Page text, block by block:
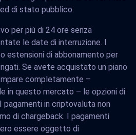
di stato pubblico.
per più di 24 ore senza
le date di interruzione. I
estensioni di abbonamento per
Se avete acquistato un piano
completamente –
in questo mercato – le opzioni di
in criptovaluta non
di chargeback. I pagamenti
essere oggetto di